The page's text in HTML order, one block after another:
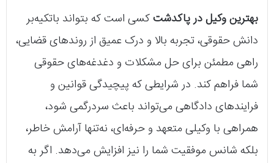
بهترین وکیل در پاکدشتکسی است که بتواند باتکیه‌بر
دانش حقوقی، تجربه بالا و درک عمیق از روندهای قضایی،
راهی مطمئن برای حل مشکلات و دغدغه‌های حقوقی
شما فراهم کند. در شرایطی که پیچیدگی قوانین و
فرایندهای دادگاهی می‌تواند باعث سردرگمی شود،
همراهی با وکیلی متعهد و حرفه‌ای، نه‌تنها آرامش خاطر،
بلکه شانس موفقیت شما را نیز افزایش می‌دهد. اگر به